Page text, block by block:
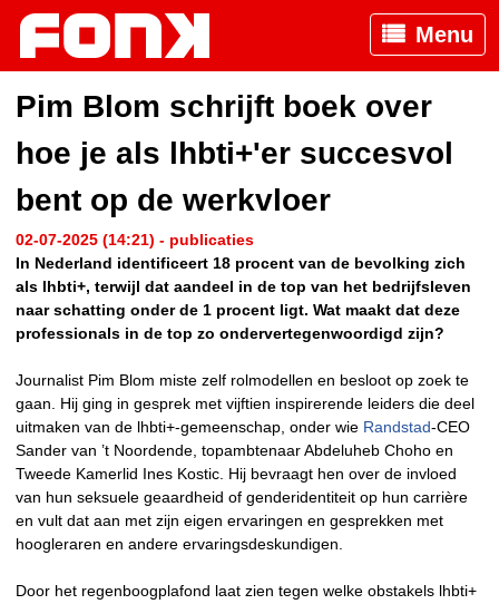
Menu
Pim Blom schrijft boek over
hoe je als lhbti+'er succesvol
bent op de werkvloer
02-07-2025 (14:21) - publicaties
In Nederland identificeert 18 procent van de bevolking zich
als lhbti+, terwijl dat aandeel in de top van het bedrijfsleven
naar schatting onder de 1 procent ligt. Wat maakt dat deze
professionals in de top zo ondervertegenwoordigd zijn?
Journalist Pim Blom miste zelf rolmodellen en besloot op zoek te
gaan. Hij ging in gesprek met vijftien inspirerende leiders die deel
uitmaken van de lhbti+-gemeenschap, onder wie Randstad-CEO
Sander van ’t Noordende, topambtenaar Abdeluheb Choho en
Tweede Kamerlid Ines Kostic. Hij bevraagt hen over de invloed
van hun seksuele geaardheid of genderidentiteit op hun carrière
en vult dat aan met zijn eigen ervaringen en gesprekken met
hoogleraren en andere ervaringsdeskundigen.
Door het regenboogplafond laat zien tegen welke obstakels lhbti+